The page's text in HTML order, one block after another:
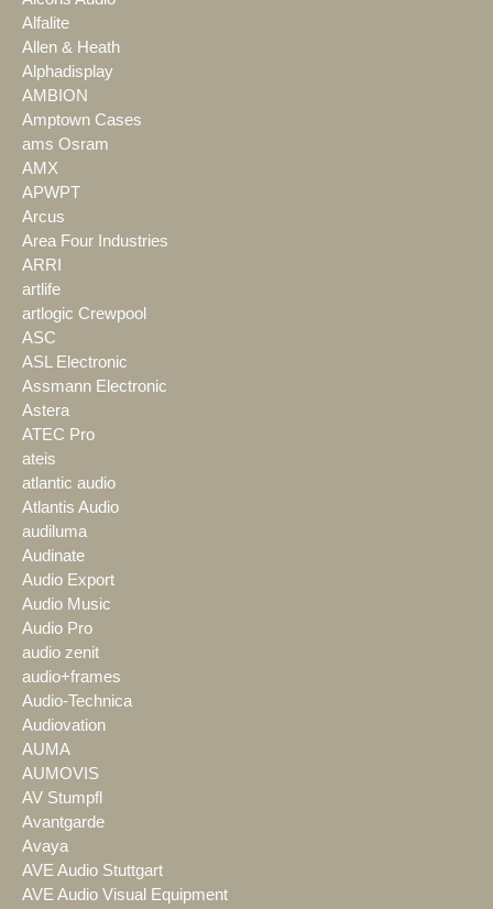
Alfalite
Allen & Heath
Alphadisplay
AMBION
Amptown Cases
ams Osram
AMX
APWPT
Arcus
Area Four Industries
ARRI
artlife
artlogic Crewpool
ASC
ASL Electronic
Assmann Electronic
Astera
ATEC Pro
ateis
atlantic audio
Atlantis Audio
audiluma
Audinate
Audio Export
Audio Music
Audio Pro
audio zenit
audio+frames
Audio-Technica
Audiovation
AUMA
AUMOVIS
AV Stumpfl
Avantgarde
Avaya
AVE Audio Stuttgart
AVE Audio Visual Equipment